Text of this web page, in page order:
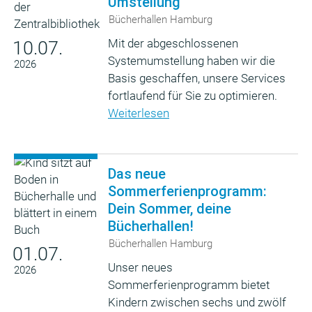
10.07.
2026
Bücherhallen Hamburg
Mit der abgeschlossenen
Systemumstellung haben wir die
Basis geschaffen, unsere Services
fortlaufend für Sie zu optimieren.
Weiterlesen
01.07.
2026
Das neue
Sommerferienprogramm:
Dein Sommer, deine
Bücherhallen!
Bücherhallen Hamburg
Unser neues
Sommerferienprogramm bietet
Kindern zwischen sechs und zwölf